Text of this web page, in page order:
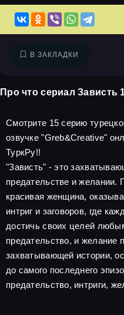
В ЗАКЛАДКИ
Про что сериал Зависть
Смотрите 15 серию
озвучке "Greb&Creative"
ТуркРу!!
"Зависть" - это
предательстве и желании.
красивая женщина,
интриг и заговоров, где
достичь своих целей
предательство, и желание
захватывающей истории,
до самого последнего
предательство, интриги,